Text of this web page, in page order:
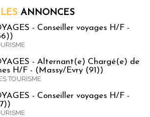
LES ANNONCES
- Conseiller voyages H/F -
- Alternant(e) Chargé(e) de
H/F - (Massy/Evry (91))
TOURISME
- Conseiller voyages H/F -